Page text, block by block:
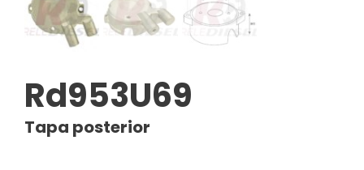
Rd953U69
Tapa posterior